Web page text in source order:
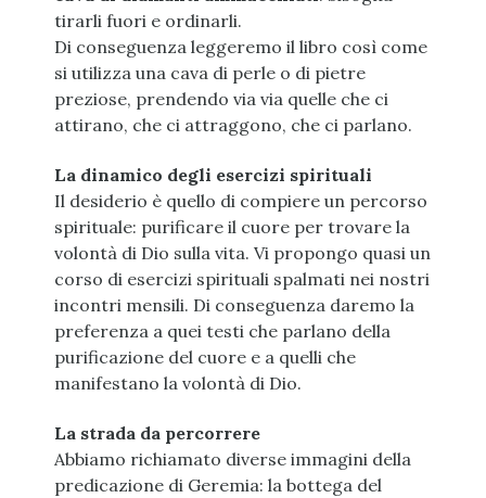
tirarli fuori e ordinarli.
Di conseguenza leggeremo il libro così come
si utilizza una cava di perle o di pietre
preziose, prendendo via via quelle che ci
attirano, che ci attraggono, che ci parlano.
La dinamico degli esercizi spirituali
Il desiderio è quello di compiere un percorso
spirituale: purificare il cuore per trovare la
volontà di Dio sulla vita. Vi propongo quasi un
corso di esercizi spirituali spalmati nei nostri
incontri mensili. Di conseguenza daremo la
preferenza a quei testi che parlano della
purificazione del cuore e a quelli che
manifestano la volontà di Dio.
La strada da percorrere
Abbiamo richiamato diverse immagini della
predicazione di Geremia: la bottega del